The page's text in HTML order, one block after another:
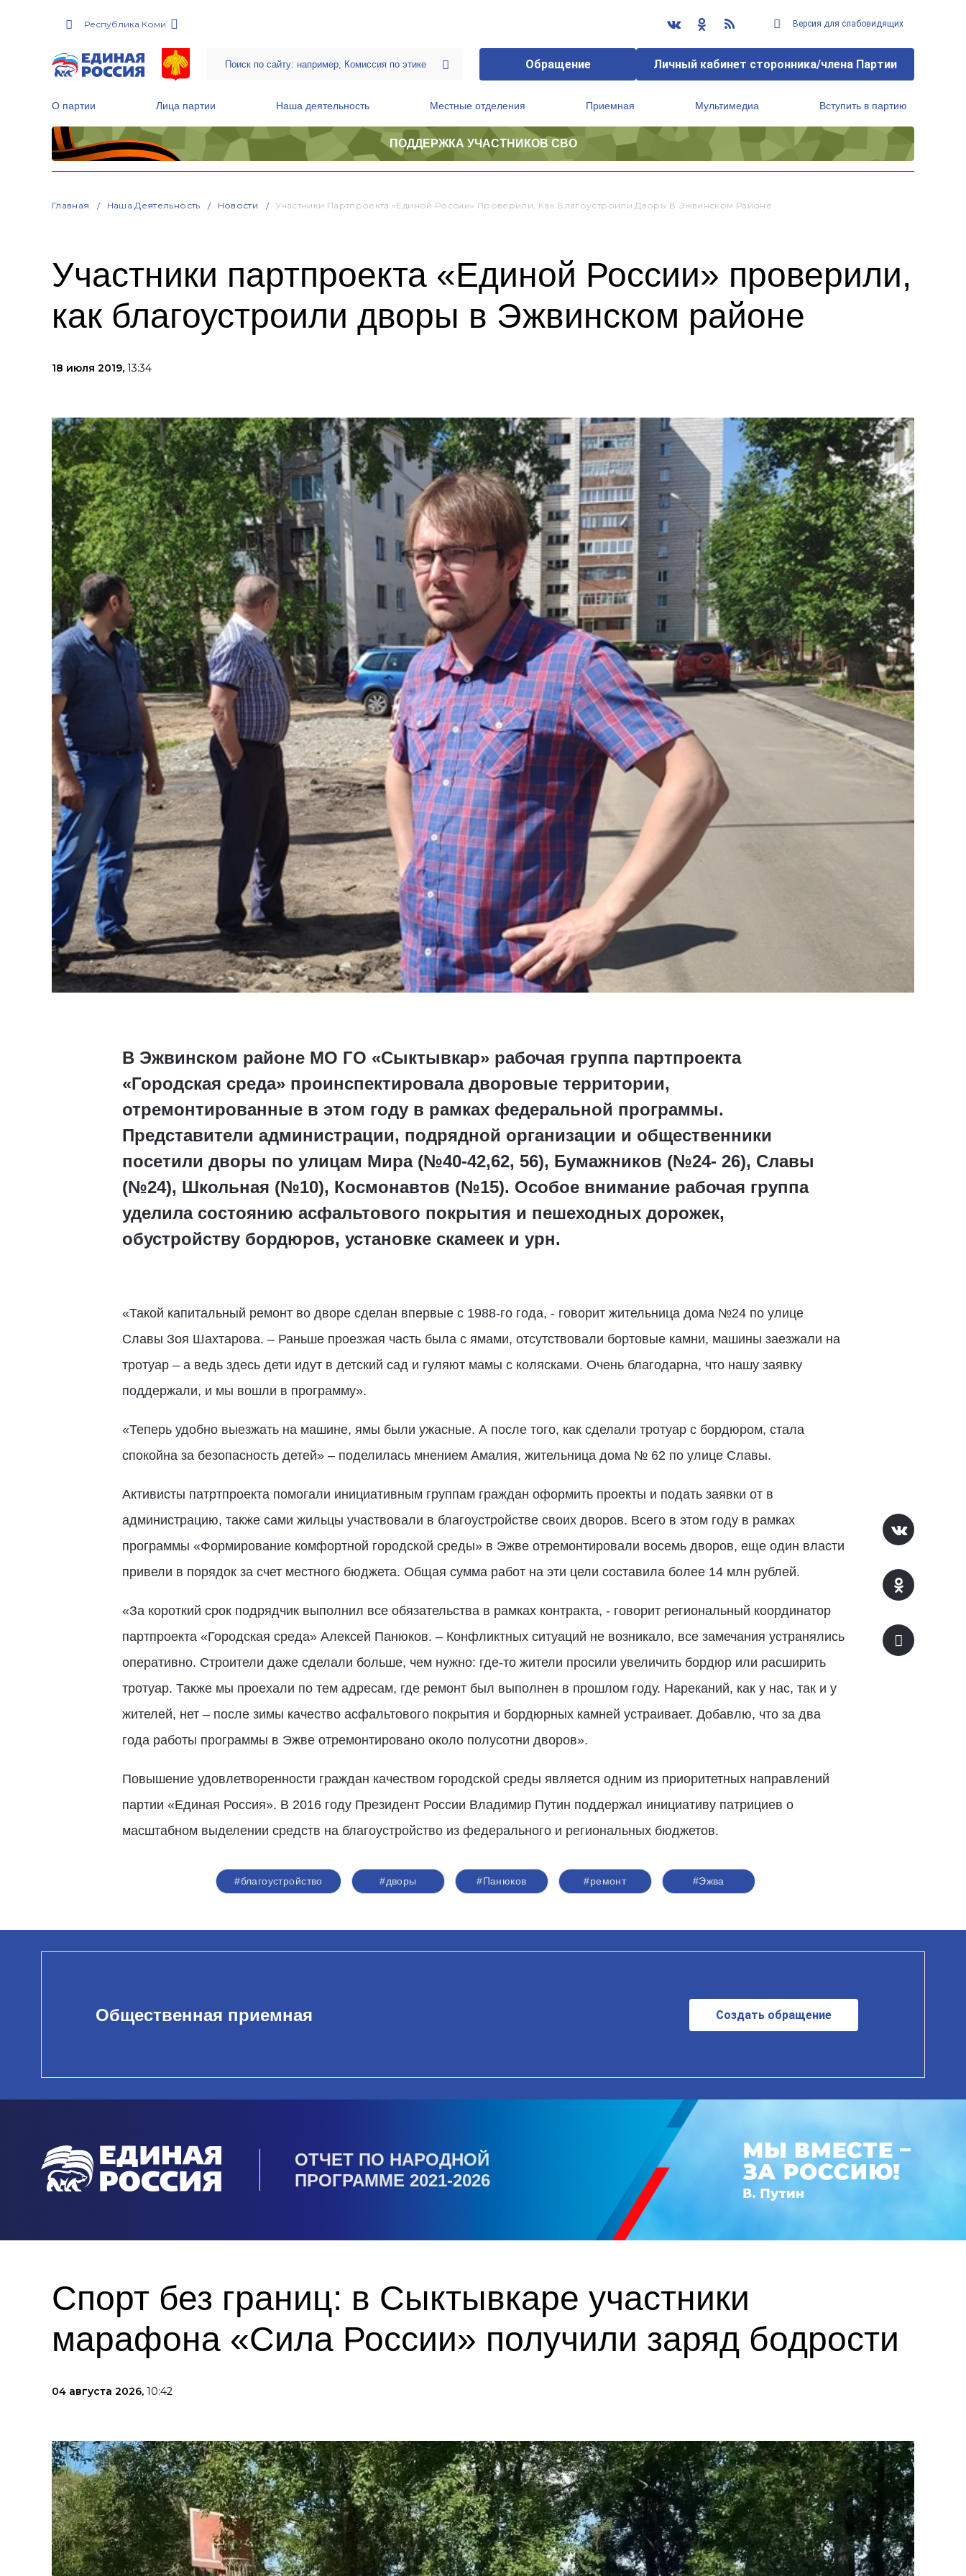
Республика Коми Версия для слабовидящих
Обращение Личный кабинет сторонника/члена Партии
О партии Лица партии Наша деятельность Местные отделения Приемная Мультимедиа Вступить в партию
ПОДДЕРЖКА УЧАСТНИКОВ СВО
Главная Наша Деятельность Новости Участники Партпроекта «Единой России» Проверили, Как Благоустроили Дворы В Эжвинском Районе
Участники партпроекта «Единой России» проверили,
как благоустроили дворы в Эжвинском районе
18 июля 2019, 13:34
В Эжвинском районе МО ГО «Сыктывкар» рабочая группа партпроекта
«Городская среда» проинспектировала дворовые территории,
отремонтированные в этом году в рамках федеральной программы.
Представители администрации, подрядной организации и общественники
посетили дворы по улицам Мира (№40-42,62, 56), Бумажников (№24- 26), Славы
(№24), Школьная (№10), Космонавтов (№15). Особое внимание рабочая группа
уделила состоянию асфальтового покрытия и пешеходных дорожек,
обустройству бордюров, установке скамеек и урн.
«Такой капитальный ремонт во дворе сделан впервые с 1988-го года, - говорит жительница дома №24 по улице
Славы Зоя Шахтарова. – Раньше проезжая часть была с ямами, отсутствовали бортовые камни, машины заезжали на
тротуар – а ведь здесь дети идут в детский сад и гуляют мамы с колясками. Очень благодарна, что нашу заявку
поддержали, и мы вошли в программу».
«Теперь удобно выезжать на машине, ямы были ужасные. А после того, как сделали тротуар с бордюром, стала
спокойна за безопасность детей» – поделилась мнением Амалия, жительница дома № 62 по улице Славы.
Активисты патртпроекта помогали инициативным группам граждан оформить проекты и подать заявки от в
администрацию, также сами жильцы участвовали в благоустройстве своих дворов. Всего в этом году в рамках
программы «Формирование комфортной городской среды» в Эжве отремонтировали восемь дворов, еще один власти
привели в порядок за счет местного бюджета. Общая сумма работ на эти цели составила более 14 млн рублей.
«За короткий срок подрядчик выполнил все обязательства в рамках контракта, - говорит региональный координатор
партпроекта «Городская среда» Алексей Панюков. – Конфликтных ситуаций не возникало, все замечания устранялись
оперативно. Строители даже сделали больше, чем нужно: где-то жители просили увеличить бордюр или расширить
тротуар. Также мы проехали по тем адресам, где ремонт был выполнен в прошлом году. Нареканий, как у нас, так и у
жителей, нет – после зимы качество асфальтового покрытия и бордюрных камней устраивает. Добавлю, что за два
года работы программы в Эжве отремонтировано около полусотни дворов».
Повышение удовлетворенности граждан качеством городской среды является одним из приоритетных направлений
партии «Единая Россия». В 2016 году Президент России Владимир Путин поддержал инициативу патрициев о
масштабном выделении средств на благоустройство из федерального и региональных бюджетов.
#благоустройство #дворы #Панюков #ремонт #Эжва
Общественная приемная Создать обращение
ОТЧЕТ ПО НАРОДНОЙ
ПРОГРАММЕ 2021-2026
Спорт без границ: в Сыктывкаре участники
марафона «Сила России» получили заряд бодрости
04 августа 2026, 10:42